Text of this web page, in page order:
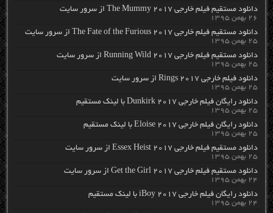
دانلود مستقیم فیلم خارجی The Mummy 2017 از سرور سایت
۲۶ بهمن ۱۳۹۵
دانلود مستقیم فیلم خارجی The Fate of the Furious 2017 از سرور سایت
۲۵ بهمن ۱۳۹۵
دانلود مستقیم فیلم خارجی Running Wild 2017 از سرور سایت
۲۵ بهمن ۱۳۹۵
دانلود فیلم خارجی Rings 2017 از سرور سایت
۲۵ بهمن ۱۳۹۵
دانلود رایگان فیلم خارجی Dunkirk 2017 با لینک مستقیم
۲۵ بهمن ۱۳۹۵
دانلود رایگان فیلم خارجی Eloise 2017 با لینک مستقیم
۲۵ بهمن ۱۳۹۵
دانلود مستقیم فیلم خارجی Essex Heist 2017 از سرور سایت
۲۵ بهمن ۱۳۹۵
دانلود مستقیم فیلم خارجی Get the Girl 2017 از سرور سایت
۲۴ بهمن ۱۳۹۵
دانلود رایگان فیلم خارجی iBoy 2017 با لینک مستقیم
۲۴ بهمن ۱۳۹۵